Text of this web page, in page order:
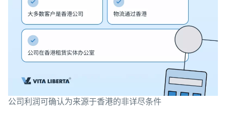
公司利润可确认为来源于香港的非详尽条件